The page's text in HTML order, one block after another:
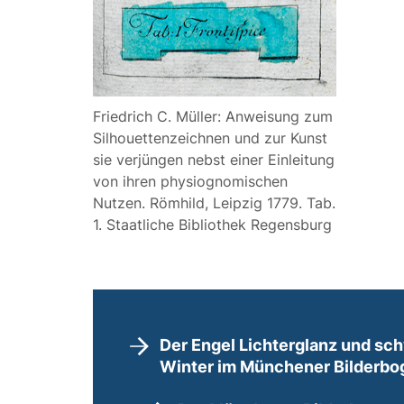
Friedrich C. Müller: Anweisung zum
Silhouettenzeichnen und zur Kunst
sie verjüngen nebst einer Einleitung
von ihren physiognomischen
Nutzen. Römhild, Leipzig 1779. Tab.
1. Staatliche Bibliothek Regensburg
Der Engel Lichterglanz und
Winter im Münchener